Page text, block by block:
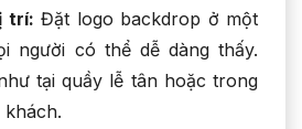
trí: Đặt logo backdrop ở một
người có thể dễ dàng thấy.
tại quầy lễ tân hoặc trong